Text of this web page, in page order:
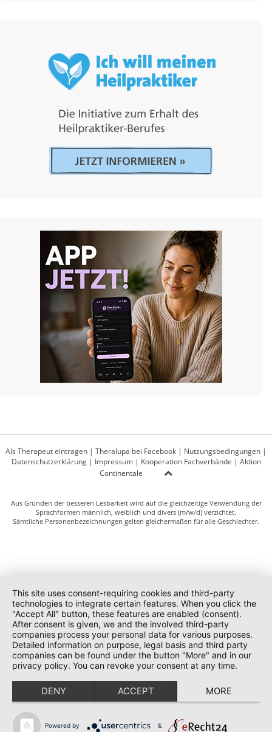
Als Therapeut eintragen | Theralupa bei Facebook | Nutzungsbedingungen |
Datenschutzerklärung| Impressum| Kooperation Fachverbände | Aktion
Continentale
Aus Gründen der besseren Lesbarkeit wird auf die gleichzeitige Verwendung der
Sprachformen männlich, weiblich und divers (m/w/d) verzichtet.
Sämtliche Personenbezeichnungen gelten gleichermaßen für alle Geschlechter.
This site uses consent-requiring cookies and third-party
technologies to integrate certain features. When you click the
"Accept All" button, these features are enabled (consent).
After consent is given, we and the involved third-party
companies process your personal data for various purposes.
Detailed information on purpose, legal basis and third party
companies can be found under the button "More" and in our
privacy policy. You can revoke your consent at any time.
DENY ACCEPT MORE
Powered by &